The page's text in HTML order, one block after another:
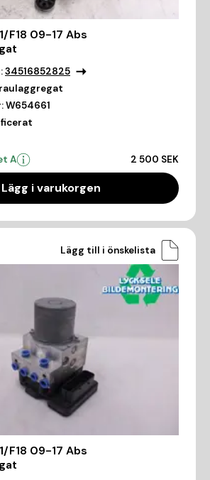
F18 09-17 Abs
34516852825
W654661
A 2 500 SEK
Lägg i varukorgen
Lägg till i önskelista
F18 09-17 Abs